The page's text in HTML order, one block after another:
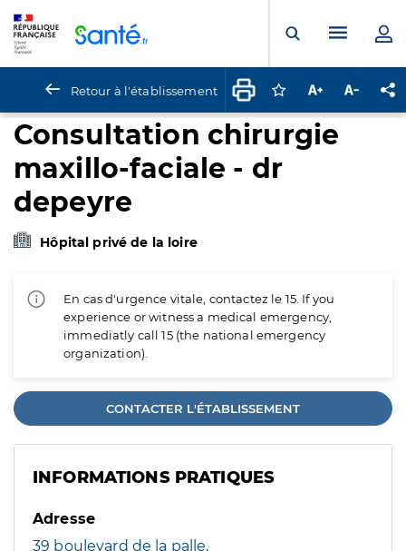
Ouvrir laMenu
Retour à l'établissement Connectez-vous
Augmenter la
Consultation chirurgie
maxillo-faciale - dr
depeyre
Hôpital privé de la loire
En cas d'urgence vitale, contactez le 15. If you
experience or witness a medical emergency,
immediatly call 15 (the national emergency
organization).
CONTACTER L'ÉTABLISSEMENT
INFORMATIONS PRATIQUES
Adresse
39 boulevard de la palle,